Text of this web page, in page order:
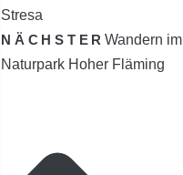
Stresa
NÄCHSTER Wandern im
Naturpark Hoher Fläming